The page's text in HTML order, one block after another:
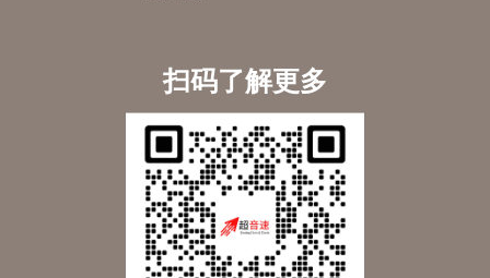
扫码了解更多